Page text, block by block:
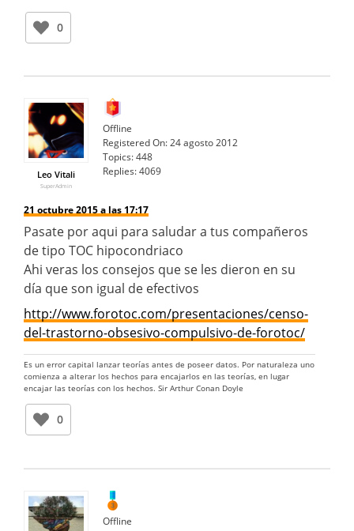
0
Leo Vitali
SuperAdmin
Offline
Registered On:24 agosto 2012
Topics:448
Replies:4069
21 octubre 2015 a las 17:17
Pasate por aqui para saludar a tus compañeros
de tipo TOC hipocondriaco
Ahi veras los consejos que se les dieron en su
día que son igual de efectivos
http://www.forotoc.com/presentaciones/censo-
del-trastorno-obsesivo-compulsivo-de-forotoc/
Es un error capital lanzar teorías antes de poseer datos. Por naturaleza uno
comienza a alterar los hechos para encajarlos en las teorías, en lugar
encajar las teorías con los hechos. Sir Arthur Conan Doyle
0
Offline